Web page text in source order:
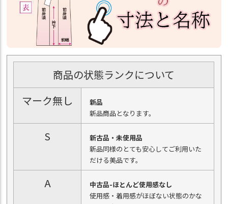
商品の状態ランクについて
マーク無し
新品
新品商品となります。
S
新古品・未使用品
新品同様のとても安心してご利用いた
だける美品です。
A
中古品-ほとんど使用感なし
使用感・着用感がほぼない状態のかな